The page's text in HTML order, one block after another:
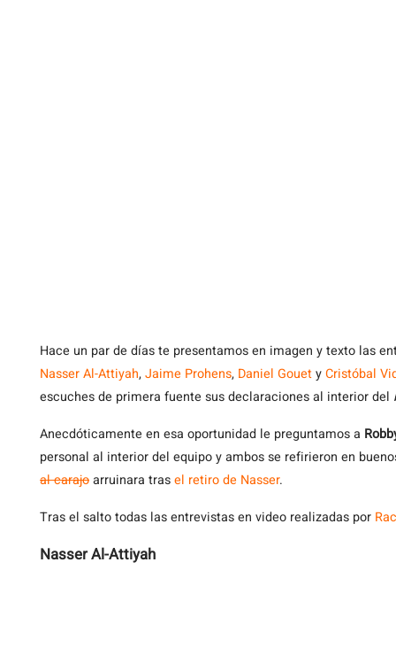
Hace un par de días te presentamos en imagen y texto las
Nasser Al-Attiyah,Jaime Prohens, Daniel GouetyCristóbal
escuches de primera fuente sus declaraciones al interior del
Anecdóticamente en esa oportunidad le preguntamos a
personal al interior del equipo y ambos se refirieron en
al carajoarruinara trasel retiro de Nasser.
Tras el salto todas las entrevistas en video realizadas por
Nasser Al-Attiyah